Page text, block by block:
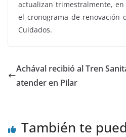
actualizan trimestralmente,
el cronograma de renovación
Cuidados.
Achával recibió al Tren
atender en Pilar
También te